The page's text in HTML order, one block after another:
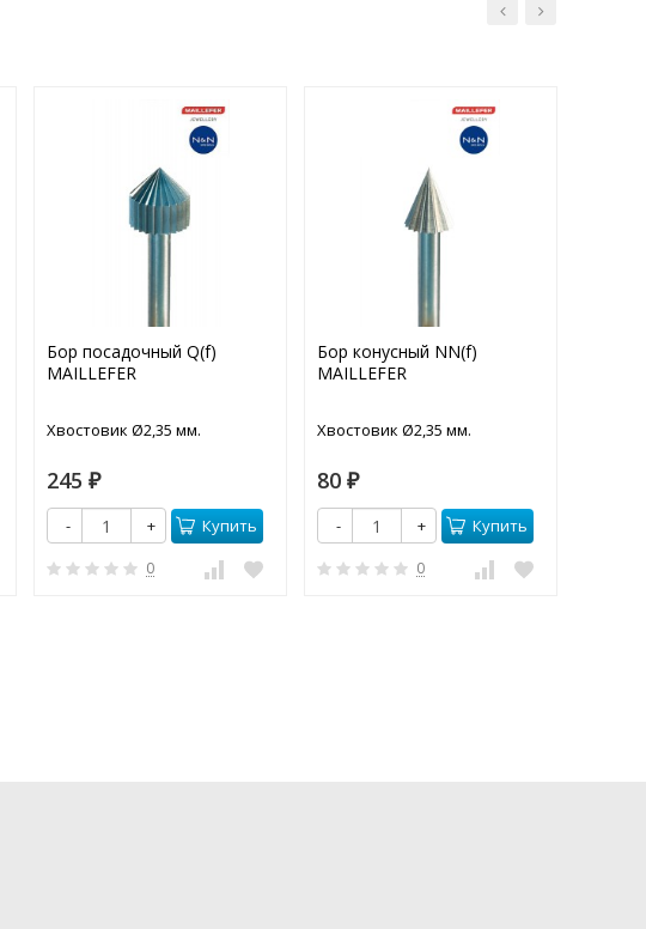
Бор посадочный Q(f)
MAILLEFER
Хвостовик Ø2,35 мм.
245 ₽
- + Купить
0
Бор конусный NN(f)
MAILLEFER
Хвостовик Ø2,35 мм.
80 ₽
- + Купить
0